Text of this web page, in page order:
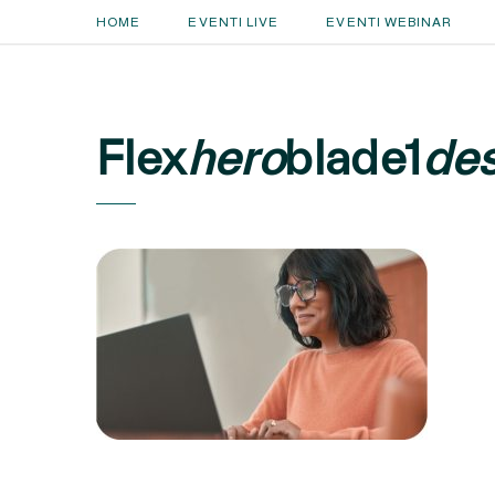
HOME EVENTI LIVE EVENTI WEBINAR
Flexheroblade1